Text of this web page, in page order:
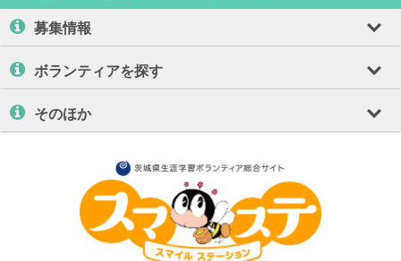
募集情報
ボランティアを探す
そのほか